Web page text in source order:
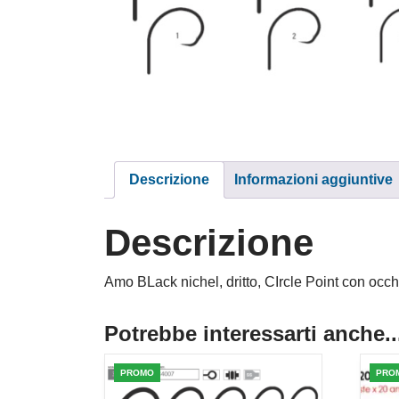
Descrizione Informazioni aggiuntive
Descrizione
Amo BLack nichel, dritto, CIrcle Point con
Potrebbe interessarti
PROMO